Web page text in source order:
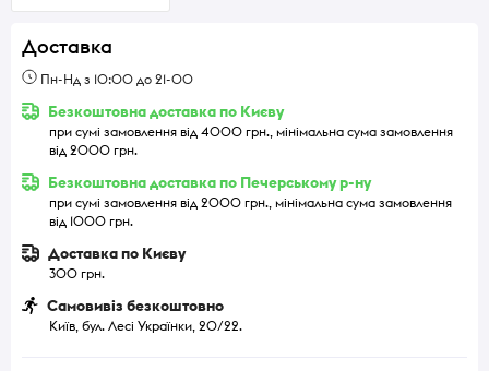
Доставка
Пн-Нд з 10:00 до 21-00
Безкоштовна доставка по Києву
при сумі замовлення від 4000 грн., мінімальна сума замовлення
від 2000 грн.
Безкоштовна доставка по Печерському р-ну
при сумі замовлення від 2000 грн., мінімальна сума замовлення
від 1000 грн.
Доставка по Києву
300 грн.
Самовивіз безкоштовно
Київ, бул. Лесі Українки, 20/22.